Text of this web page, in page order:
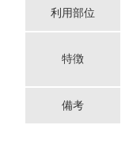
利用部位
特徴
備考